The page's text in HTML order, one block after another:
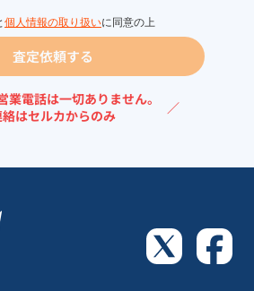
個人情報の取り扱いに同意の上
査定依頼する
業電話は一切ありません。
はセルカからのみ
／